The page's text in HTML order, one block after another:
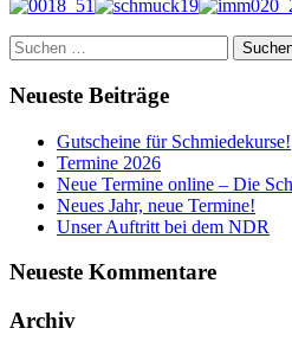
Suchen
nach:
Neueste Beiträge
Gutscheine für Schmiedekurse!
Termine 2026
Neue Termine online – Die
Neues Jahr, neue Termine!
Unser Auftritt bei dem NDR
Neueste Kommentare
Archiv